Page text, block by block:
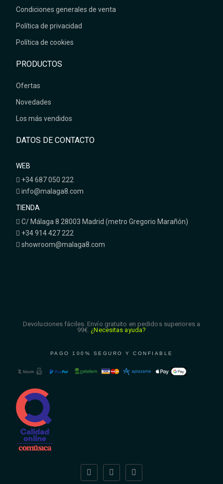
Condiciones generales de venta
Política de privacidad
Política de cookies
PRODUCTOS
Ofertas
Novedades
Los más vendidos
DATOS DE CONTACTO
WEB
+34 687 050 222
info@malaga8.com
TIENDA
C/ Málaga 8 28003 Madrid (metro Gregorio Marañón)
+34 914 427 222
showroom@malaga8.com
Devoluciones fáciles. Envío gratuito en pedidos superiores a
99€. ¿Necesitas ayuda?
PAGO 100% SEGURO Y CONFIABLE